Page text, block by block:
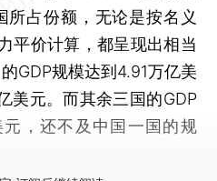
所占份额，无论是按名义
平价计算，都呈现出相当
GDP规模达到4.91万亿美
美元。而其余三国的GDP
，还不及中国一国的规